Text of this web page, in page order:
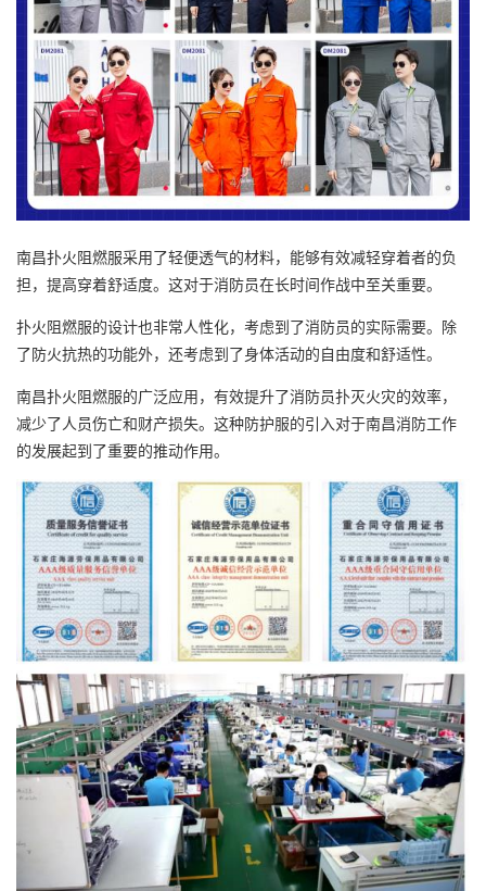
南昌扑火阻燃服采用了轻便透气的材料，能够有效减轻穿着者的负
担，提高穿着舒适度。这对于消防员在长时间作战中至关重要。
扑火阻燃服的设计也非常人性化，考虑到了消防员的实际需要。除
了防火抗热的功能外，还考虑到了身体活动的自由度和舒适性。
南昌扑火阻燃服的广泛应用，有效提升了消防员扑灭火灾的效率，
减少了人员伤亡和财产损失。这种防护服的引入对于南昌消防工作
的发展起到了重要的推动作用。